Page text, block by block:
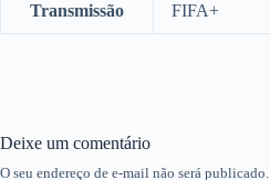
Transmissão FIFA+
Deixe um comentário
O seu endereço de e-mail não será publicado.